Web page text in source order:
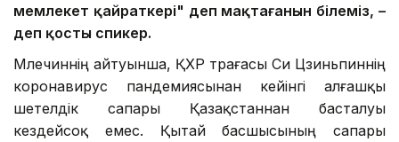
мемлекет қайраткері" деп мақтағанын білеміз, –
деп қосты спикер.
Млечиннің айтуынша, ҚХР төрағасы Си Цзиньпиннің
коронавирус пандемиясынан кейінгі алғашқы
шетелдік сапары Қазақстаннан басталуы
кездейсоқ емес. Қытай басшысының сапары